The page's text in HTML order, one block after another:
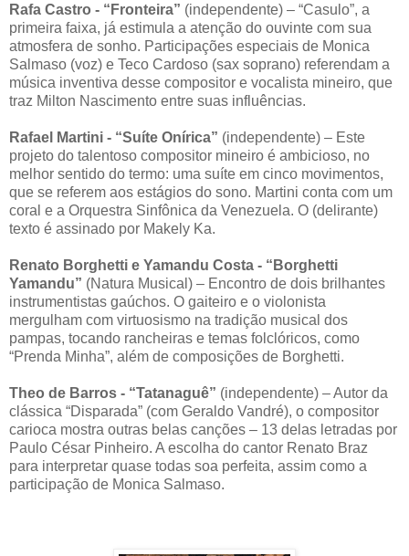
Rafa Castro - “Fronteira” (independente) – “Casulo”, a
primeira faixa, já estimula a atenção do ouvinte com sua
atmosfera de sonho. Participações especiais de Monica
Salmaso (voz) e Teco Cardoso (sax soprano) referendam a
música inventiva desse compositor e vocalista mineiro, que
traz Milton Nascimento entre suas influências.
Rafael Martini - “Suíte Onírica” (independente) – Este
projeto do talentoso compositor mineiro é ambicioso, no
melhor sentido do termo: uma suíte em cinco movimentos,
que se referem aos estágios do sono. Martini conta com um
coral e a Orquestra Sinfônica da Venezuela. O (delirante)
texto é assinado por Makely Ka.
Renato Borghetti e Yamandu Costa - “Borghetti
Yamandu” (Natura Musical) – Encontro de dois brilhantes
instrumentistas gaúchos. O gaiteiro e o violonista
mergulham com virtuosismo na tradição musical dos
pampas, tocando rancheiras e temas folclóricos, como
“Prenda Minha”, além de composições de Borghetti.
Theo de Barros - “Tatanaguê” (independente) – Autor da
clássica “Disparada” (com Geraldo Vandré), o compositor
carioca mostra outras belas canções – 13 delas letradas por
Paulo César Pinheiro. A escolha do cantor Renato Braz
para interpretar quase todas soa perfeita, assim como a
participação de Monica Salmaso.